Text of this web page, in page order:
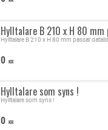
Hylltalare B 210 x H 80
Hylltalare B 210 x H 80 mm passar
0 KR
Hylltalare som syns !
Hylltalare som syns !
0 KR